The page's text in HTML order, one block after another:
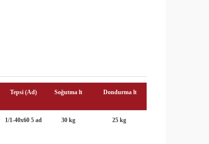
Tepsi (Ad) Soğutma lt Dondurma lt
1/1-40x60 5 ad 30 kg 25 kg